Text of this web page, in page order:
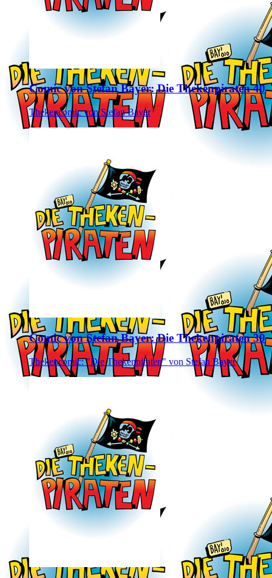
Comic von Stefan Bayer: Die Thekenpiraten 40
Thekencomic von Stefan Bayer
Comic von Stefan Bayer: Die Thekenpiraten 39
Thekencomic: "Die Thekenpiraten" von Stefan Bayer